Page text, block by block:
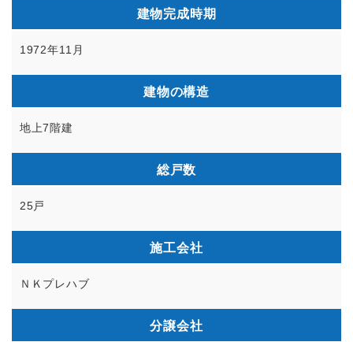
建物完成時期
1972年11月
建物の構造
地上7階建
総戸数
25戸
施工会社
ＮＫプレハブ
分譲会社